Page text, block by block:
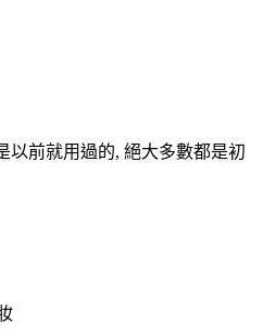
以前就用過的, 絕大多數都是初